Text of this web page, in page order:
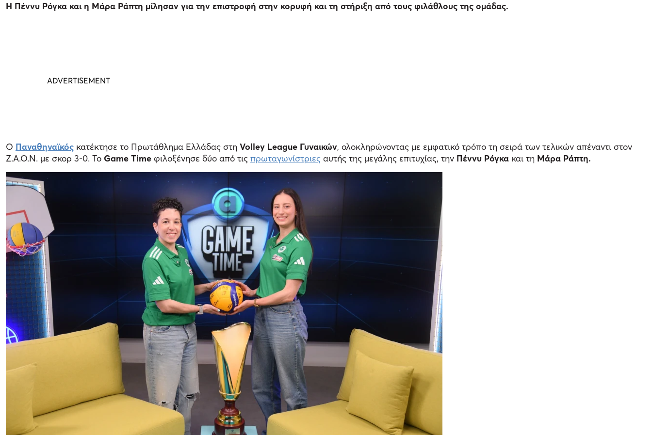
Η Πέννυ Ρόγκα και η Μάρα Ράπτη μίλησαν για την επιστροφή στην κορυφή και τη στήριξη από τους φιλάθλους της ομάδας.
Ο Παναθηναϊκός κατέκτησε το Πρωτάθλημα Ελλάδας στη Volley League Γυναικών, ολοκληρώνοντας με εμφατικό τρόπο τη σειρά των τελικών απέναντι στον
Ζ.Α.Ο.Ν. με σκορ 3-0. Το Game Time φιλοξένησε δύο από τις πρωταγωνίστριες αυτής της μεγάλης επιτυχίας, την Πέννυ Ρόγκα και τη Μάρα Ράπτη.